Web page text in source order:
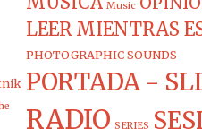
Music
LEER MIENTRAS
PHOTOGRAPHIC SOUNDS
PORTADA -
RADIO SERIES